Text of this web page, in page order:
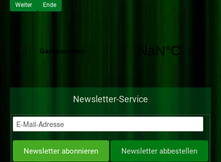
Weiter Ende
Newsletter-Service